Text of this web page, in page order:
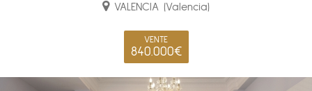
VALENCIA (Valencia)
VENTE
840.000€